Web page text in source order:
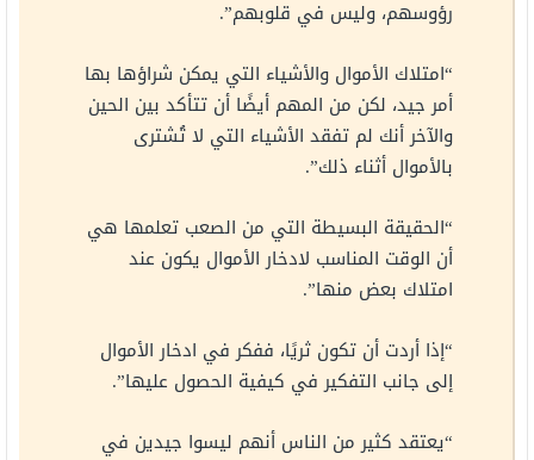
رؤوسهم، وليس في قلوبهم”.
“امتلاك الأموال والأشياء التي يمكن شراؤها بها
أمر جيد، لكن من المهم أيضًا أن تتأكد بين الحين
والآخر أنك لم تفقد الأشياء التي لا تُشترى
بالأموال أثناء ذلك”.
“الحقيقة البسيطة التي من الصعب تعلمها هي
أن الوقت المناسب لادخار الأموال يكون عند
امتلاك بعض منها”.
“إذا أردت أن تكون ثريًا، ففكر في ادخار الأموال
إلى جانب التفكير في كيفية الحصول عليها”.
“يعتقد كثير من الناس أنهم ليسوا جيدين في